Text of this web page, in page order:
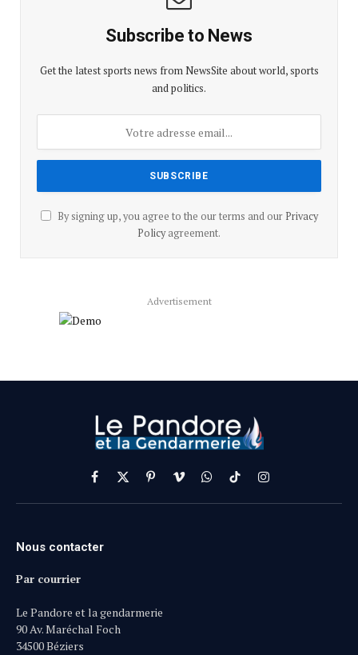
Subscribe to News
Get the latest sports news from NewsSite about world, sports
and politics.
By signing up, you agree to the our terms and our Privacy
Policyagreement.
Advertisement
Facebook
X
(Twitter)
PinterestVimeoWhatsApp
TikTokInstagram
Nous contacter
Par courrier
Le Pandore et la gendarmerie
90 Av. Maréchal Foch
34500 Béziers